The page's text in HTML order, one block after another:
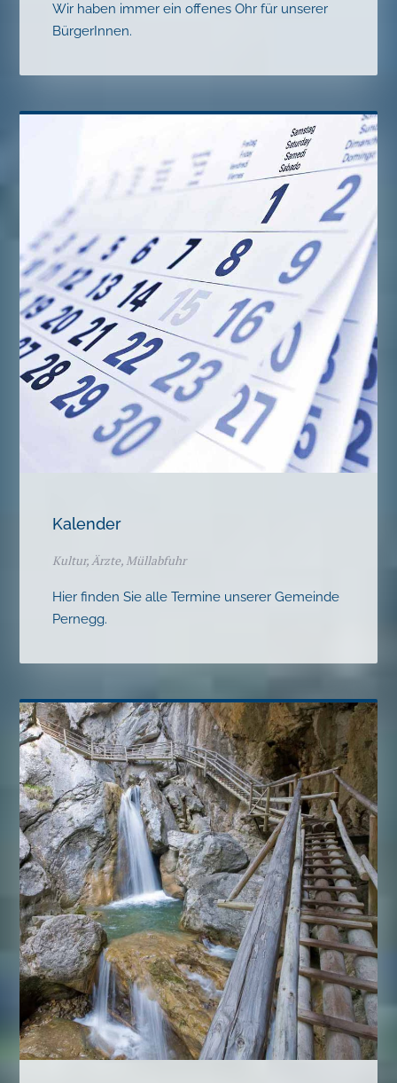
Wir haben immer ein offenes Ohr für unserer
BürgerInnen.
Kalender
Kultur, Ärzte, Müllabfuhr
Hier finden Sie alle Termine unserer Gemeinde
Pernegg.